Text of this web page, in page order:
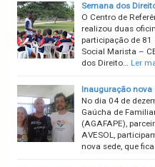
Semana dos
O Centro de
realizou duas
participação de 81
Social Marista –
dos Direito… Ler
Inauguração nova
No dia 04 de
Gaúcha de
(AGAFAPE),
AVESOL,
nova sede, que